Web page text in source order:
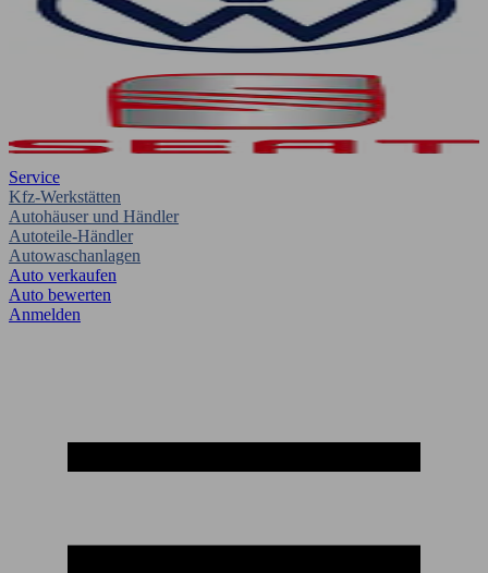
Service
Kfz-Werkstätten
Autohäuser und Händler
Autoteile-Händler
Autowaschanlagen
Auto verkaufen
Auto bewerten
Anmelden